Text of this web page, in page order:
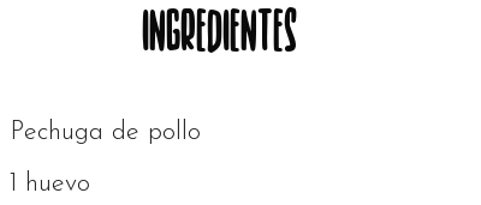
INGREDIENTES
Pechuga de pollo
1 huevo